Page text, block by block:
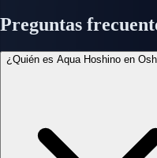
Preguntas
¿Quién es Aqua Hoshino en